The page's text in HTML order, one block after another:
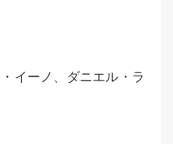
イーノ、ダニエル・ラ